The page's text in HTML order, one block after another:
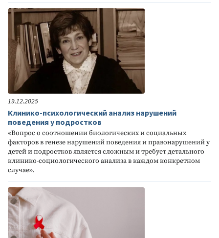
19.12.2025
Клинико-психологический анализ нарушений
поведения у подростков
«Вопрос о соотношении биологических и социальных
факторов в генезе нарушений поведения и правонарушений у
детей и подростков является сложным и требует детального
клинико-социологического анализа в каждом конкретном
случае».